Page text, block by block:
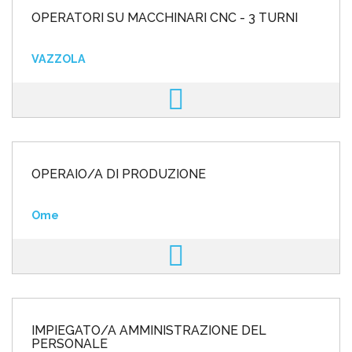
OPERATORI SU MACCHINARI CNC - 3 TURNI
VAZZOLA
OPERAIO/A DI PRODUZIONE
Ome
IMPIEGATO/A AMMINISTRAZIONE DEL
PERSONALE